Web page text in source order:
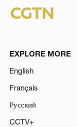
EXPLORE MORE
English
Français
Русский
CCTV+